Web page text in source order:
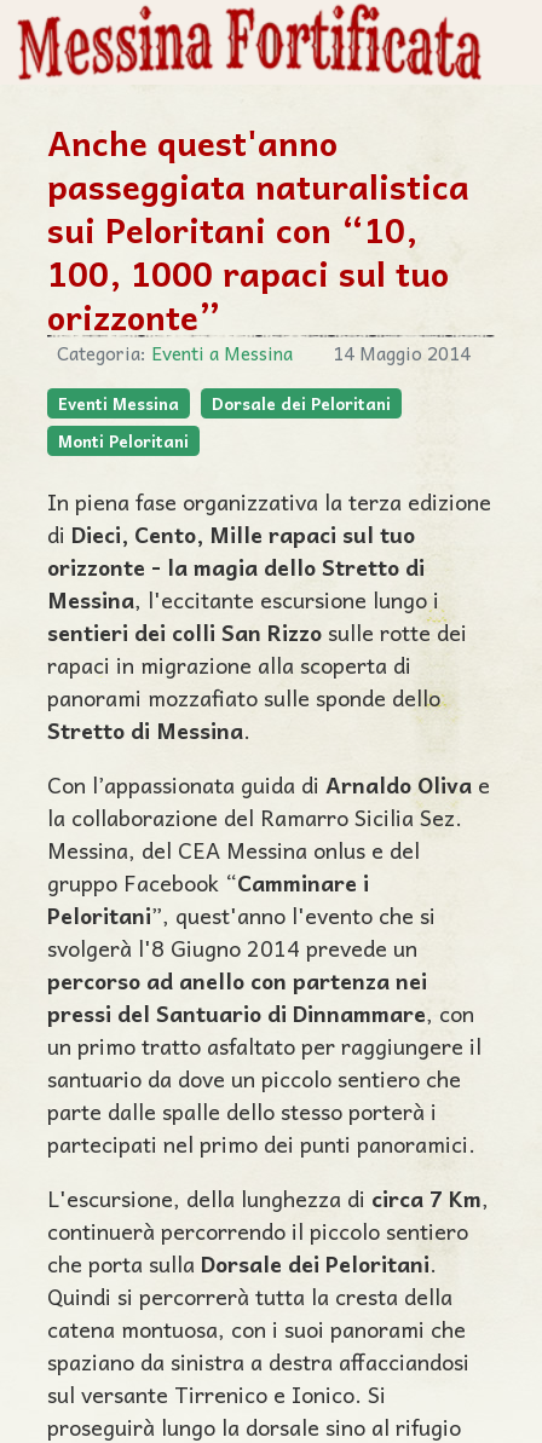
Anche quest'anno
passeggiata naturalistica
sui Peloritani con “10,
100, 1000 rapaci sul tuo
orizzonte”
Categoria: Eventi a Messina 14 Maggio 2014
Eventi Messina
Dorsale dei Peloritani
Monti Peloritani
In piena fase organizzativa la terza edizione
di Dieci, Cento, Mille rapaci sul tuo
orizzonte - la magia dello Stretto di
Messina, l'eccitante escursione lungo i
sentieri dei colli San Rizzo sulle rotte dei
rapaci in migrazione alla scoperta di
panorami mozzafiato sulle sponde dello
Stretto di Messina.
Con l’appassionata guida di Arnaldo Oliva e
la collaborazione del Ramarro Sicilia Sez.
Messina, del CEA Messina onlus e del
gruppo Facebook “Camminare i
Peloritani”, quest'anno l'evento che si
svolgerà l'8 Giugno 2014 prevede un
percorso ad anello con partenza nei
pressi del Santuario di Dinnammare, con
un primo tratto asfaltato per raggiungere il
santuario da dove un piccolo sentiero che
parte dalle spalle dello stesso porterà i
partecipati nel primo dei punti panoramici.
L'escursione, della lunghezza di circa 7 Km,
continuerà percorrendo il piccolo sentiero
che porta sulla Dorsale dei Peloritani.
Quindi si percorrerà tutta la cresta della
catena montuosa, con i suoi panorami che
spaziano da sinistra a destra affacciandosi
sul versante Tirrenico e Ionico. Si
proseguirà lungo la dorsale sino al rifugio